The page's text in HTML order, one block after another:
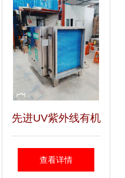
先进UV紫外线有机
废气处理设备 金好
查看详情